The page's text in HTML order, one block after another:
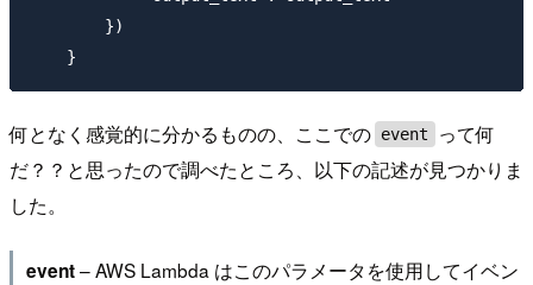
        })
何となく感覚的に分かるものの、ここでの event
って何
だ？？と思ったので調べたところ、以下の記述が見つかりま
した。
event– AWS Lambda はこのパラメータを使用してイベン